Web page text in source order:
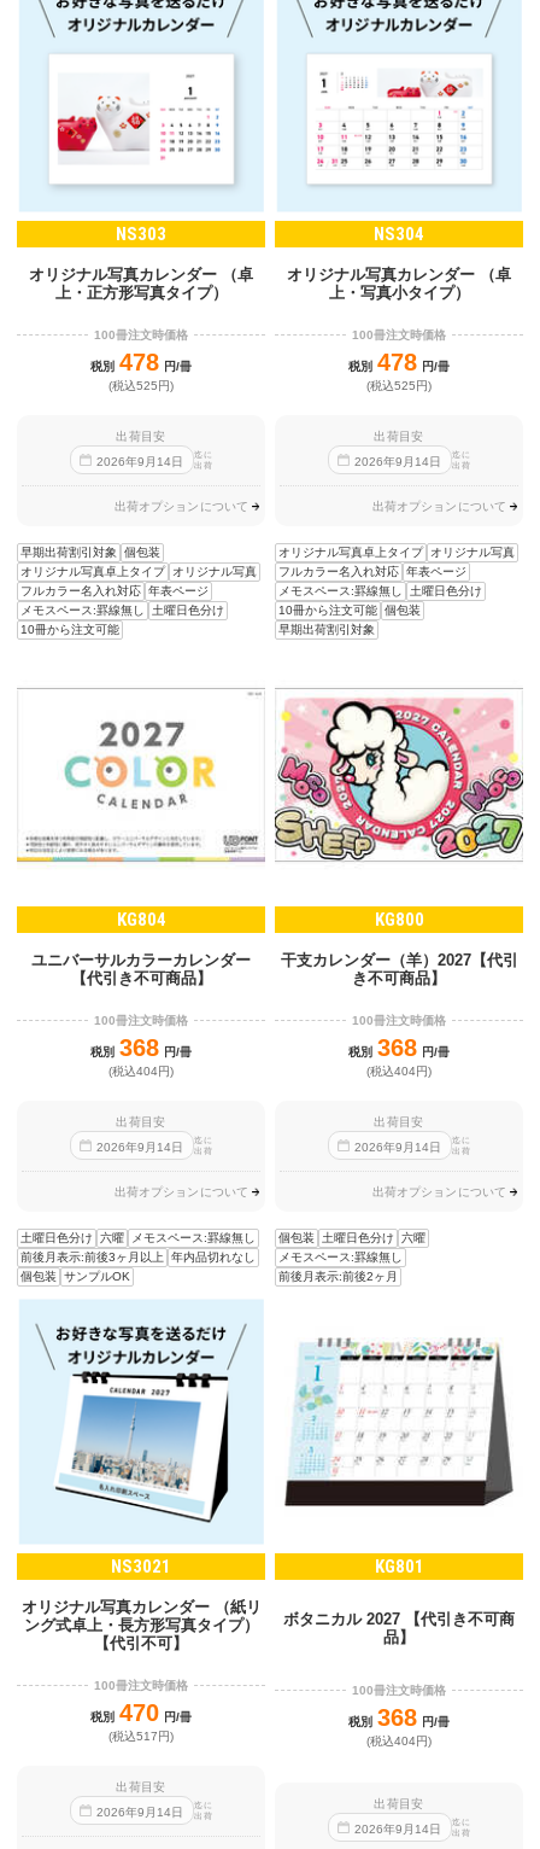
NS303
オリジナル写真カレンダー （卓
上・正方形写真タイプ）
100冊注文時価格
税別 478 円/冊
(税込525円)
出荷目安
2026年9 月14日
迄に
出荷
出荷オプションについて
早期出荷割引対象
個包装
オリジナル写真卓上タイプ
オリジナル写真
フルカラー名入れ対応 年表ページ
メモスペース:罫線無し
土曜日色分け
10冊から注文可能
NS304
オリジナル写真カレンダー （卓
上・写真小タイプ）
100冊注文時価格
税別 478 円/冊
(税込525円)
出荷目安
2026年9 月14日
迄に
出荷
出荷オプションについて
オリジナル写真卓上タイプ
オリジナル写真
フルカラー名入れ対応 年表ページ
メモスペース:罫線無し
土曜日色分け
10冊から注文可能 個包装
早期出荷割引対象
KG804
ユニバーサルカラーカレンダー
【代引き不可商品】
100冊注文時価格
税別 368 円/冊
(税込404円)
出荷目安
2026年9 月14日
迄に
出荷
出荷オプションについて
土曜日色分け 六曜
メモスペース:罫線無し
前後月表示:前後3ヶ月以上 年内品切れなし
個包装
サンプルOK
KG800
干支カレンダー（羊）2027【代引
き不可商品】
100冊注文時価格
税別 368 円/冊
(税込404円)
出荷目安
2026年9 月14日
迄に
出荷
出荷オプションについて
個包装 土曜日色分け
六曜
メモスペース:罫線無し
前後月表示:前後2ヶ月
NS3021
オリジナル写真カレンダー （紙リ
ング式卓上・長方形写真タイプ）
【代引不可】
100冊注文時価格
税別 470 円/冊
(税込517円)
出荷目安
2026年9 月14日
迄に
出荷
KG801
ボタニカル 2027 【代引き不可商
品】
100冊注文時価格
税別 368 円/冊
(税込404円)
出荷目安
2026年9 月 14日
迄に
出荷